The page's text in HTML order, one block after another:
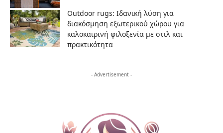
Outdoor rugs: Ιδανική λύση για
διακόσμηση εξωτερικού χώρου για
καλοκαιρινή φιλοξενία με στιλ και
πρακτικότητα
- Advertisement -